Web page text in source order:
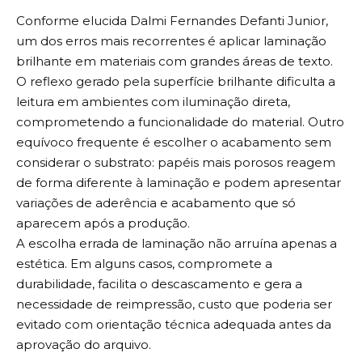
Conforme elucida Dalmi Fernandes Defanti Junior,
um dos erros mais recorrentes é aplicar laminação
brilhante em materiais com grandes áreas de texto.
O reflexo gerado pela superfície brilhante dificulta a
leitura em ambientes com iluminação direta,
comprometendo a funcionalidade do material. Outro
equívoco frequente é escolher o acabamento sem
considerar o substrato: papéis mais porosos reagem
de forma diferente à laminação e podem apresentar
variações de aderência e acabamento que só
aparecem após a produção.
A escolha errada de laminação não arruína apenas a
estética. Em alguns casos, compromete a
durabilidade, facilita o descascamento e gera a
necessidade de reimpressão, custo que poderia ser
evitado com orientação técnica adequada antes da
aprovação do arquivo.